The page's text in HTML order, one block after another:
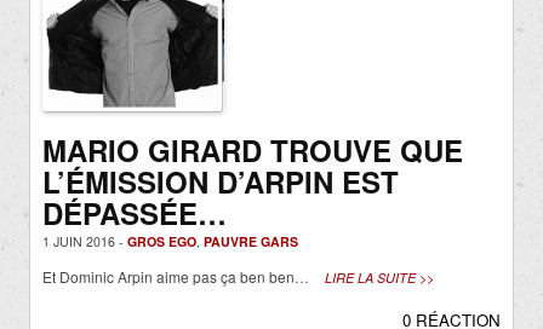
MARIO GIRARD TROUVE QUE
L’ÉMISSION D’ARPIN EST
DÉPASSÉE…
1 JUIN 2016 - GROS EGO, PAUVRE GARS
Et Dominic Arpin aime pas ça ben ben… LIRE LA SUITE >>
0 RÉACTION